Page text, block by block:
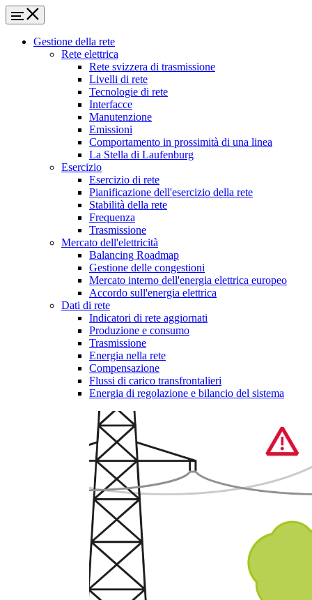
Gestione della rete
Rete elettrica
Rete svizzera di trasmissione
Livelli di rete
Tecnologie di rete
Interfacce
Manutenzione
Emissioni
Comportamento in prossimità di una linea
La Stella di Laufenburg
Esercizio
Esercizio di rete
Pianificazione dell'esercizio della rete
Stabilità della rete
Frequenza
Trasmissione
Mercato dell'elettricità
Balancing Roadmap
Gestione delle congestioni
Mercato interno dell'energia elettrica europeo
Accordo sull'energia elettrica
Dati di rete
Indicatori di rete aggiornati
Produzione e consumo
Trasmissione
Energia nella rete
Compensazione
Flussi di carico transfrontalieri
Energia di regolazione e bilancio del sistema